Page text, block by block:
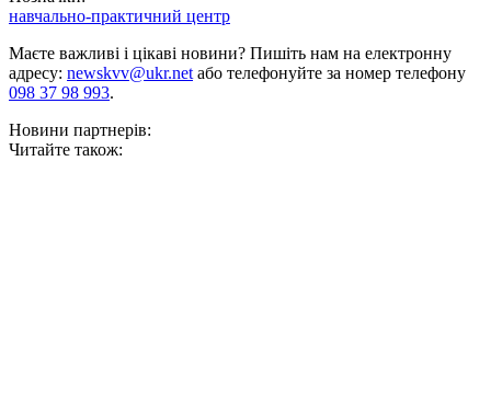
навчально-практичний центр
Маєте важливі і цікаві новини? Пишіть нам на електронну
адресу: newskvv@ukr.netабо телефонуйте за номер телефону
098 37 98 993.
Новини партнерів:
Читайте також: